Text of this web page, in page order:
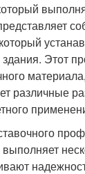
Этот
различные